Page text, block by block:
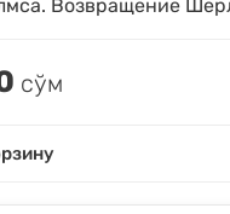
Возвращение
сўм